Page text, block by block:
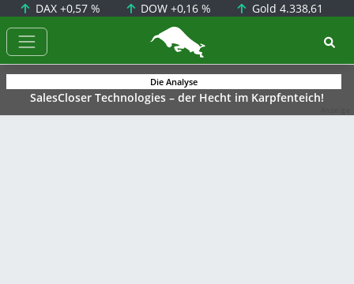
DAX +0,57 % DOW+0,16 % Gold 4.338,61
BörsenNEWS.de
Die Analyse
SalesCloser Technologies – der Hecht im Karpfenteich!